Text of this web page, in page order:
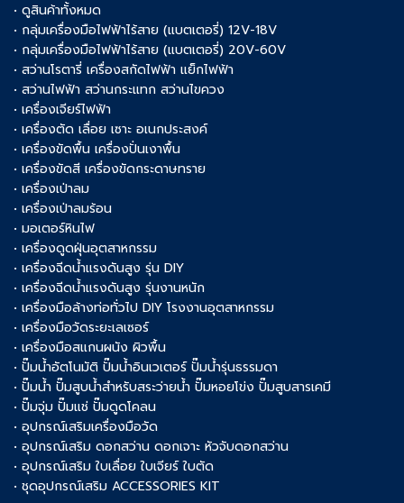
• ดูสินค้าทั้งหมด
• กลุ่มเครื่องมือไฟฟ้าไร้สาย (แบตเตอรี่) 12V-18V
• กลุ่มเครื่องมือไฟฟ้าไร้สาย (แบตเตอรี่) 20V-60V
• สว่านโรตารี่ เครื่องสกัดไฟฟ้า แย็กไฟฟ้า
• สว่านไฟฟ้า สว่านกระแทก สว่านไขควง
• เครื่องเจียร์ไฟฟ้า
• เครื่องตัด เลื่อย เซาะ อเนกประสงค์
• เครื่องขัดพื้น เครื่องปั่นเงาพื้น
• เครื่องขัดสี เครื่องขัดกระดาษทราย
• เครื่องเป่าลม
• เครื่องเป่าลมร้อน
• มอเตอร์หินไฟ
• เครื่องดูดฝุ่นอุตสาหกรรม
• เครื่องฉีดน้ำแรงดันสูง รุ่น DIY
• เครื่องฉีดน้ำแรงดันสูง รุ่นงานหนัก
• เครื่องมือล้างท่อทั่วไป DIY โรงงานอุตสาหกรรม
• เครื่องมือวัดระยะเลเซอร์
• เครื่องมือสแกนผนัง ผิวพื้น
• ปั๊มน้ำอัตโนมัติ ปั๊มน้ำอินเวเตอร์ ปั๊มน้ำรุ่นธรรมดา
• ปั๊มน้ำ ปั๊มสูบน้ำสำหรับสระว่ายน้ำ ปั๊มหอยโข่ง ปั๊มสูบสารเคมี
• ปั๊มจุ่ม ปั๊มแช่ ปั๊มดูดโคลน
• อุปกรณ์เสริมเครื่องมือวัด
• อุปกรณ์เสริม ดอกสว่าน ดอกเจาะ หัวจับดอกสว่าน
• อุปกรณ์เสริม ใบเลื่อย ใบเจียร์ ใบตัด
• ชุดอุปกรณ์เสริม ACCESSORIES KIT